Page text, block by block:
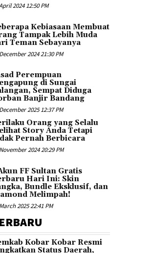
2024 12:50 PM
Kebiasaan Membuat
Tampak Lebih Muda
Teman Sebayanya
2024 21:30 PM
Perempuan
di Sungai
Sempat Diduga
Banjir Bandang
2025 12:37 PM
Orang yang Selalu
Story Anda Tetapi
Pernah Berbicara
2024 20:29 PM
FF Sultan Gratis
Hari Ini: Skin
Bundle Eksklusif, dan
Melimpah!
2025 22:41 PM
Kobar Kobar Resmi
Status Daerah,